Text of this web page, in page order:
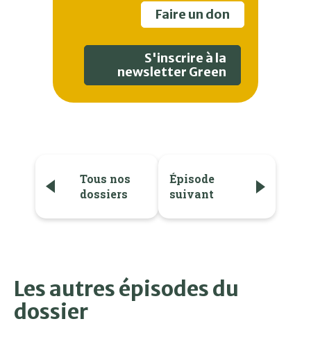
Faire un don
S'inscrire à la
newsletter Green
Tous nos
dossiers
Épisode
suivant
Les autres épisodes du
dossier